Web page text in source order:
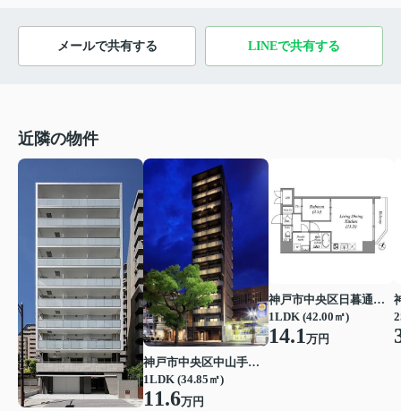
メールで共有する LINEで共有する
近隣の物件
神戸市中央区中山手通２丁目
1LDK (34.85㎡)
11.6万円
神戸市中央区日暮通１丁目
1LDK (42.00㎡)
14.1万円